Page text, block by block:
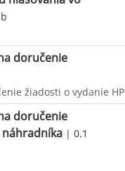
doručenie
žiadosti o vydanie HP
doručenie
náhradníka | 0.1